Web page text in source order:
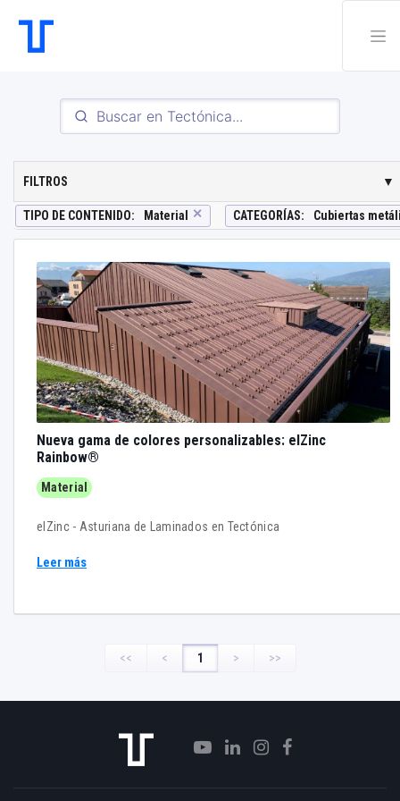
FILTROS ▼
TIPO DE CONTENIDO: Material ✕ CATEGORÍAS: Cubiertas
Nueva gama de colores personalizables: elZinc
Rainbow®
Material
elZinc - Asturiana de Laminados en Tectónica
Leer más
<< < 1 > >>